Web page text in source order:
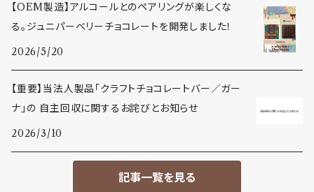
【OEM製造】アルコールとのペアリングが楽しくな
る。ジュニパーベリーチョコレートを開発しました！
2026/5/20
【重要】当法人製品「クラフトチョコレートバー／ガー
ナ」の 自主回収に関するお詫びとお知らせ
2026/3/10
記事一覧を見る